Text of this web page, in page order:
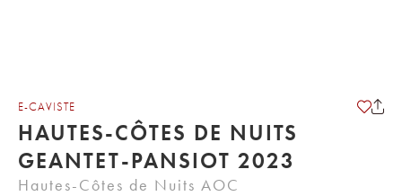
E-CAVISTE
HAUTES-CÔTES DE NUITS
GEANTET-PANSIOT 2023
Hautes-Côtes de Nuits AOC